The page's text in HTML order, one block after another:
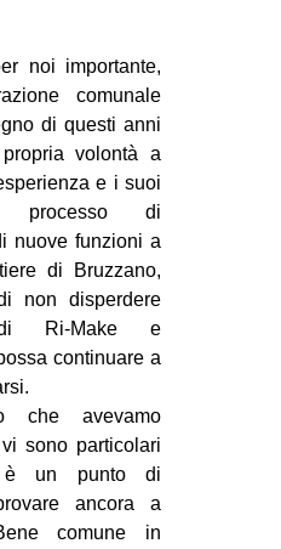
noi importante,
comunale
di questi anni
volontà a
e i suoi
processo di
nuove funzioni a
di Bruzzano,
non disperdere
di Ri-Make e
continuare a
che avevamo
sono particolari
è un punto di
ancora a
comune in